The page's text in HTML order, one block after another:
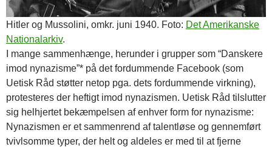
Hitler og Mussolini, omkr. juni 1940. Foto: Det Amerikanske
Nationalarkiv.
I mange sammenhænge, herunder i grupper som “Danskere
imod nynazisme”* på det fordummende Facebook (som
Uetisk Råd støtter netop pga. dets fordummende virkning),
protesteres der heftigt imod nynazismen. Uetisk Råd tilslutter
sig helhjertet bekæmpelsen af enhver form for nynazisme:
Nynazismen er et sammenrend af talentløse og gennemført
tvivlsomme typer, der helt og aldeles er med til at fjerne